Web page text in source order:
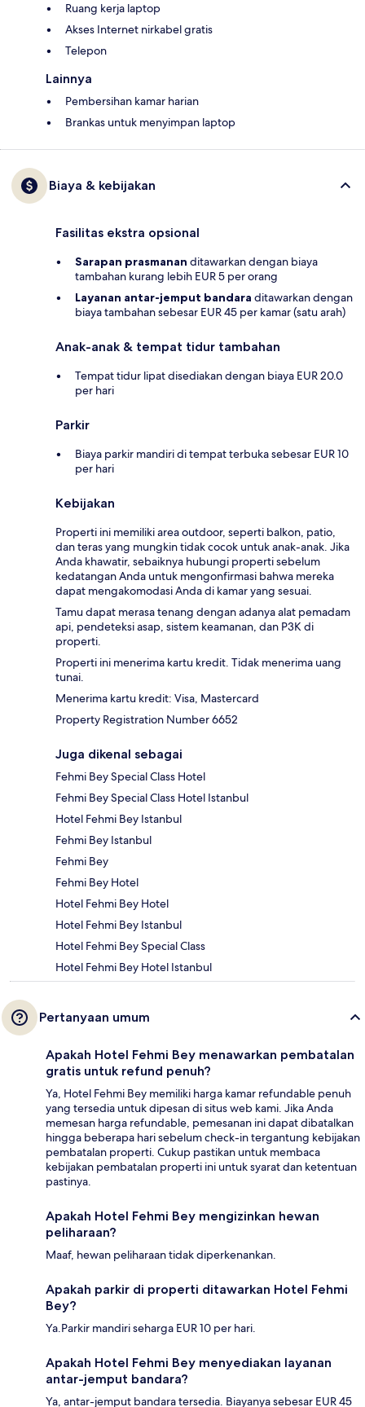
Ruang kerja laptop
Akses Internet nirkabel gratis
Telepon
Lainnya
Pembersihan kamar harian
Brankas untuk menyimpan laptop
Biaya & kebijakan
Fasilitas ekstra opsional
Sarapan prasmanan ditawarkan dengan biaya
tambahan kurang lebih EUR 5 per orang
Layanan antar-jemput bandara ditawarkan dengan
biaya tambahan sebesar EUR 45 per kamar (satu arah)
Anak-anak & tempat tidur tambahan
Tempat tidur lipat disediakan dengan biaya EUR 20.0
per hari
Parkir
Biaya parkir mandiri di tempat terbuka sebesar EUR 10
per hari
Kebijakan
Properti ini memiliki area outdoor, seperti balkon, patio,
dan teras yang mungkin tidak cocok untuk anak-anak. Jika
Anda khawatir, sebaiknya hubungi properti sebelum
kedatangan Anda untuk mengonfirmasi bahwa mereka
dapat mengakomodasi Anda di kamar yang sesuai.
Tamu dapat merasa tenang dengan adanya alat pemadam
api, pendeteksi asap, sistem keamanan, dan P3K di
properti.
Properti ini menerima kartu kredit. Tidak menerima uang
tunai.
Menerima kartu kredit: Visa, Mastercard
Property Registration Number 6652
Juga dikenal sebagai
Fehmi Bey Special Class Hotel
Fehmi Bey Special Class Hotel Istanbul
Hotel Fehmi Bey Istanbul
Fehmi Bey Istanbul
Fehmi Bey
Fehmi Bey Hotel
Hotel Fehmi Bey Hotel
Hotel Fehmi Bey Istanbul
Hotel Fehmi Bey Special Class
Hotel Fehmi Bey Hotel Istanbul
Pertanyaan umum
Apakah Hotel Fehmi Bey menawarkan pembatalan
gratis untuk refund penuh?
Ya, Hotel Fehmi Bey memiliki harga kamar refundable penuh
yang tersedia untuk dipesan di situs web kami. Jika Anda
memesan harga refundable, pemesanan ini dapat dibatalkan
hingga beberapa hari sebelum check-in tergantung kebijakan
pembatalan properti. Cukup pastikan untuk membaca
kebijakan pembatalan properti ini untuk syarat dan ketentuan
pastinya.
Apakah Hotel Fehmi Bey mengizinkan hewan
peliharaan?
Maaf, hewan peliharaan tidak diperkenankan.
Apakah parkir di properti ditawarkan Hotel Fehmi
Bey?
Ya.Parkir mandiri seharga EUR 10 per hari.
Apakah Hotel Fehmi Bey menyediakan layanan
antar-jemput bandara?
Ya, antar-jemput bandara tersedia. Biayanya sebesar EUR 45